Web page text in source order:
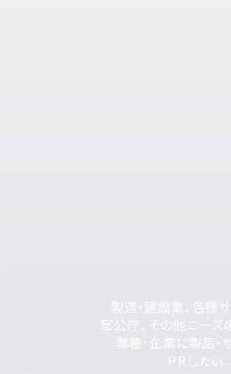
製造・建設業、各種
官公庁、その他ニーズ
業種・企業に製品・
PRしたい...